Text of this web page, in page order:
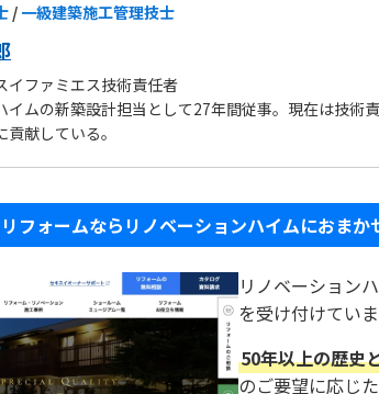
/ 一級建築施工管理技士
イファミエス技術責任者
イムの新築設計担当として27年間従事。現在は技術
献している。
リフォームならリノベーションハイムにおまか
リノベーション
を受け付けていま
50年以上の歴史
のご要望に応じ